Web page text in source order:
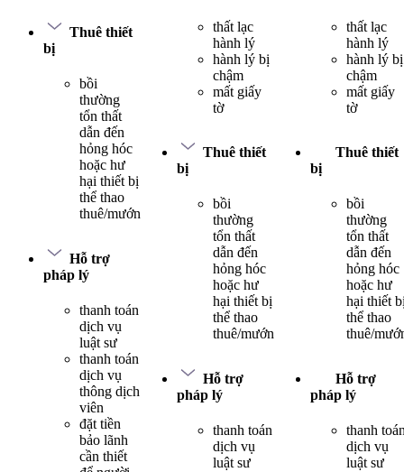
Thuê thiết
bị
bồi
thường
tổn thất
dẫn đến
hỏng hóc
hoặc hư
hại thiết bị
thể thao
thuê/mướn
Hỗ trợ
pháp lý
thanh toán
dịch vụ
luật sư
thanh toán
dịch vụ
thông dịch
viên
đặt tiền
bảo lãnh
cần thiết
thất lạc
hành lý
hành lý bị
chậm
mất giấy
tờ
Thuê thiết
bị
bồi
thường
tổn thất
dẫn đến
hỏng hóc
hoặc hư
hại thiết bị
thể thao
thuê/mướn
Hỗ trợ
pháp lý
thanh toán
dịch vụ
luật sư
thất lạc
hành lý
hành lý bị
chậm
mất giấy
tờ
Thuê thiết
bị
bồi
thường
tổn thất
dẫn đến
hỏng hóc
hoặc hư
hại thiết
thể thao
thuê/
Hỗ trợ
pháp lý
thanh
dịch vụ
luật sư